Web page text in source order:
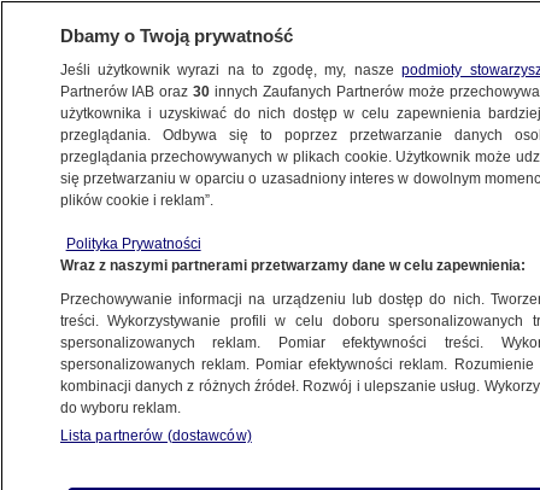
KATOWICE
kluczyki. Nagranie momentu kradzieży
auta
30.05.2024, 13:50
Udostępnij
Dbamy o Twoją prywatność
Jeśli użytkownik wyrazi na to zgodę, my, naszepodmioty
Partnerów IAB oraz30 innych Zaufanych Partnerów może
użytkownika i uzyskiwać do nich dostęp w celu zapewnienia
przeglądania. Odbywa się to poprzez przetwarzanie danych
przeglądania przechowywanych w plikach cookie. Użytkownik może
się przetwarzaniu w oparciu o uzasadniony interes w dowolnym
plików cookie i reklam”.
Polityka Prywatności
Wraz z naszymi partnerami przetwarzamy dane w celu zapewnienia:
Przechowywanie informacji na urządzeniu lub dostęp do nich.
treści. Wykorzystywanie profili w celu doboru spersonalizowanych
spersonalizowanych reklam. Pomiar efektywności treści.
spersonalizowanych reklam. Pomiar efektywności reklam.
kombinacji danych z różnych źródeł. Rozwój i ulepszanie usług.
do wyboru reklam.
Lista partnerów (dostawców)